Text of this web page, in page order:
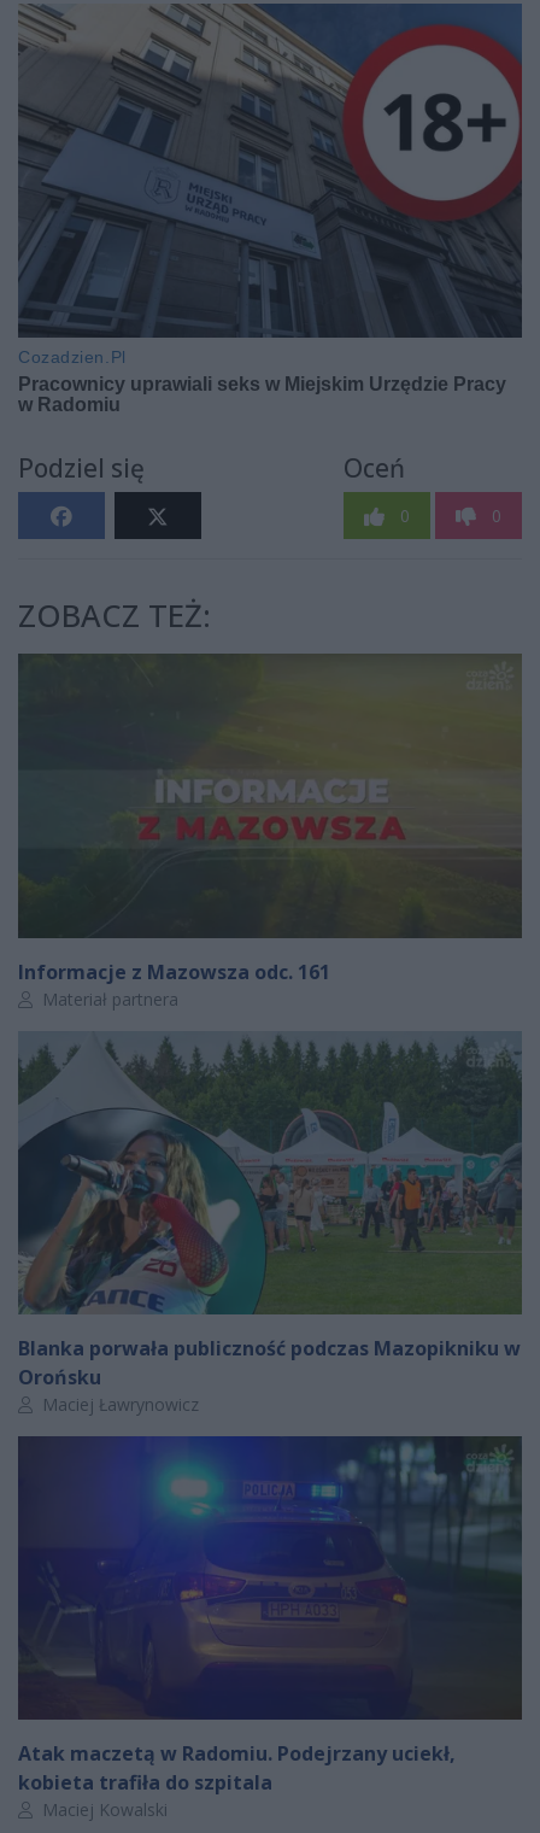
Podziel się Oceń
0 0
ZOBACZ TEŻ:
Informacje z Mazowsza odc. 161
Autor artykułu:
Materiał partnera
Blanka porwała publiczność podczas Mazopikniku w
Orońsku
Autor artykułu:
Maciej Ławrynowicz
Atak maczetą w Radomiu. Podejrzany uciekł,
kobieta trafiła do szpitala
Autor artykułu:
Maciej Kowalski